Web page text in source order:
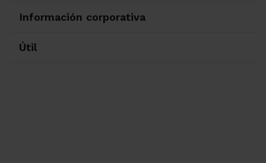
Información corporativa
Útil